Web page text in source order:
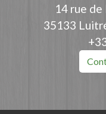
14 rue
35133